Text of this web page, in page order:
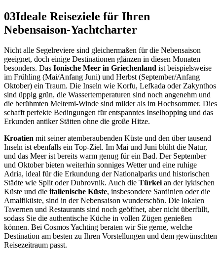
03Ideale Reiseziele für Ihren
Nebensaison-Yachtcharter
Nicht alle Segelreviere sind gleichermaßen für die Nebensaison
geeignet, doch einige Destinationen glänzen in diesen Monaten
besonders. Das Ionische Meer in Griechenland ist beispielsweise
im Frühling (Mai/Anfang Juni) und Herbst (September/Anfang
Oktober) ein Traum. Die Inseln wie Korfu, Lefkada oder Zakynthos
sind üppig grün, die Wassertemperaturen sind noch angenehm und
die berühmten Meltemi-Winde sind milder als im Hochsommer. Dies
schafft perfekte Bedingungen für entspanntes Inselhopping und das
Erkunden antiker Stätten ohne die große Hitze.
Kroatien mit seiner atemberaubenden Küste und den über tausend
Inseln ist ebenfalls ein Top-Ziel. Im Mai und Juni blüht die Natur,
und das Meer ist bereits warm genug für ein Bad. Der September
und Oktober bieten weiterhin sonniges Wetter und eine ruhige
Adria, ideal für die Erkundung der Nationalparks und historischen
Städte wie Split oder Dubrovnik. Auch die Türkeian der lykischen
Küste und die italienische Küste, insbesondere Sardinien oder die
Amalfiküste, sind in der Nebensaison wunderschön. Die lokalen
Tavernen und Restaurants sind noch geöffnet, aber nicht überfüllt,
sodass Sie die authentische Küche in vollen Zügen genießen
können. Bei Cosmos Yachting beraten wir Sie gerne, welche
Destination am besten zu Ihren Vorstellungen und dem gewünschten
Reisezeitraum passt.